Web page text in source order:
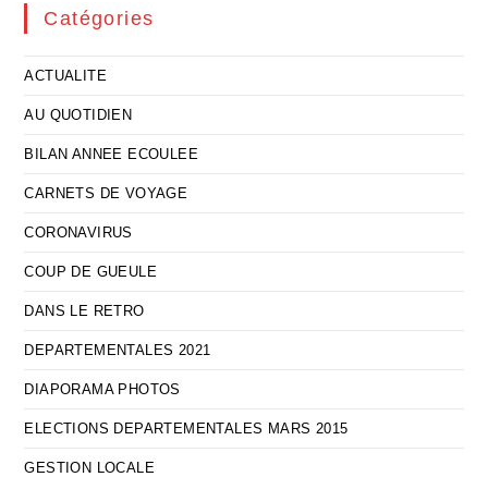
Catégories
ACTUALITE
AU QUOTIDIEN
BILAN ANNEE ECOULEE
CARNETS DE VOYAGE
CORONAVIRUS
COUP DE GUEULE
DANS LE RETRO
DEPARTEMENTALES 2021
DIAPORAMA PHOTOS
ELECTIONS DEPARTEMENTALES MARS 2015
GESTION LOCALE